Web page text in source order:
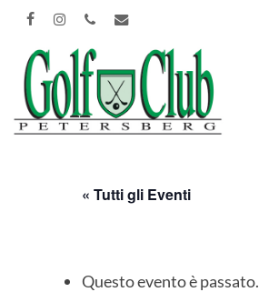
Skip
main
content
« Tutti gli Eventi
Questo evento è passato.